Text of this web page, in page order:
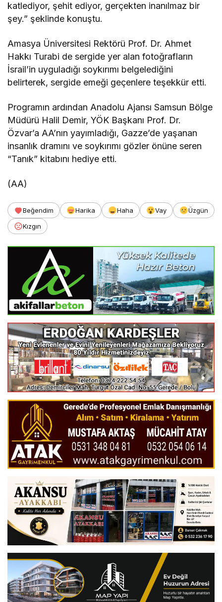
katlediyor, şehit ediyor, gerçekten inanılmaz bir
şey.” şeklinde konuştu.
Amasya Üniversitesi Rektörü Prof. Dr. Ahmet
Hakkı Turabi de sergide yer alan fotoğrafların
İsrail’in uyguladığı soykırımı belgelediğini
belirterek, sergide emeği geçenlere teşekkür etti.
Programın ardından Anadolu Ajansı Samsun Bölge
Müdürü Halil Demir, YÖK Başkanı Prof. Dr.
Özvar’a AA’nın yayımladığı, Gazze’de yaşanan
insanlık dramını ve soykırımı gözler önüne seren
“Tanık” kitabını hediye etti.
(AA)
Beğendim Harika Haha Vay
Üzgün
Kızgın